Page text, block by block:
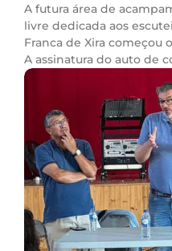
A futura área de
livre dedicada aos
Franca de Xira começou
A assinatura do auto de